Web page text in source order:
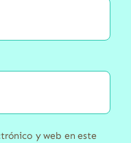
y web en este